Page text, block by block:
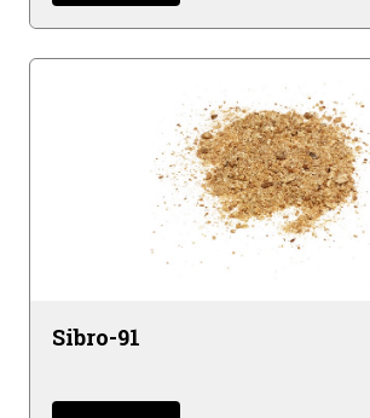
Sibro-91